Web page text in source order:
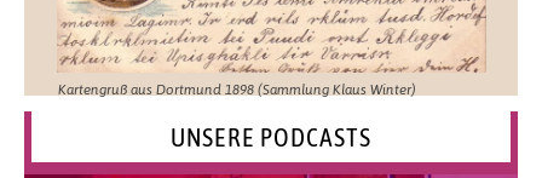
Kartengruß aus Dortmund 1898 (Sammlung Klaus Winter)
UNSERE PODCASTS